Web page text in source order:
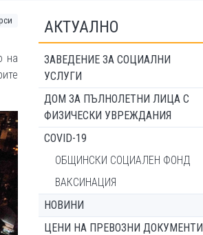
на
АКТУАЛНО
ЗАВЕДЕНИЕ ЗА СОЦИАЛНИ
УСЛУГИ
ДОМ ЗА ПЪЛНОЛЕТНИ ЛИЦА С
ФИЗИЧЕСКИ УВРЕЖДАНИЯ
COVID-19
ОБЩИНСКИ СОЦИАЛЕН ФОНД
ВАКСИНАЦИЯ
НОВИНИ
ЦЕНИ НА ПРЕВОЗНИ ДОКУМЕНТИ